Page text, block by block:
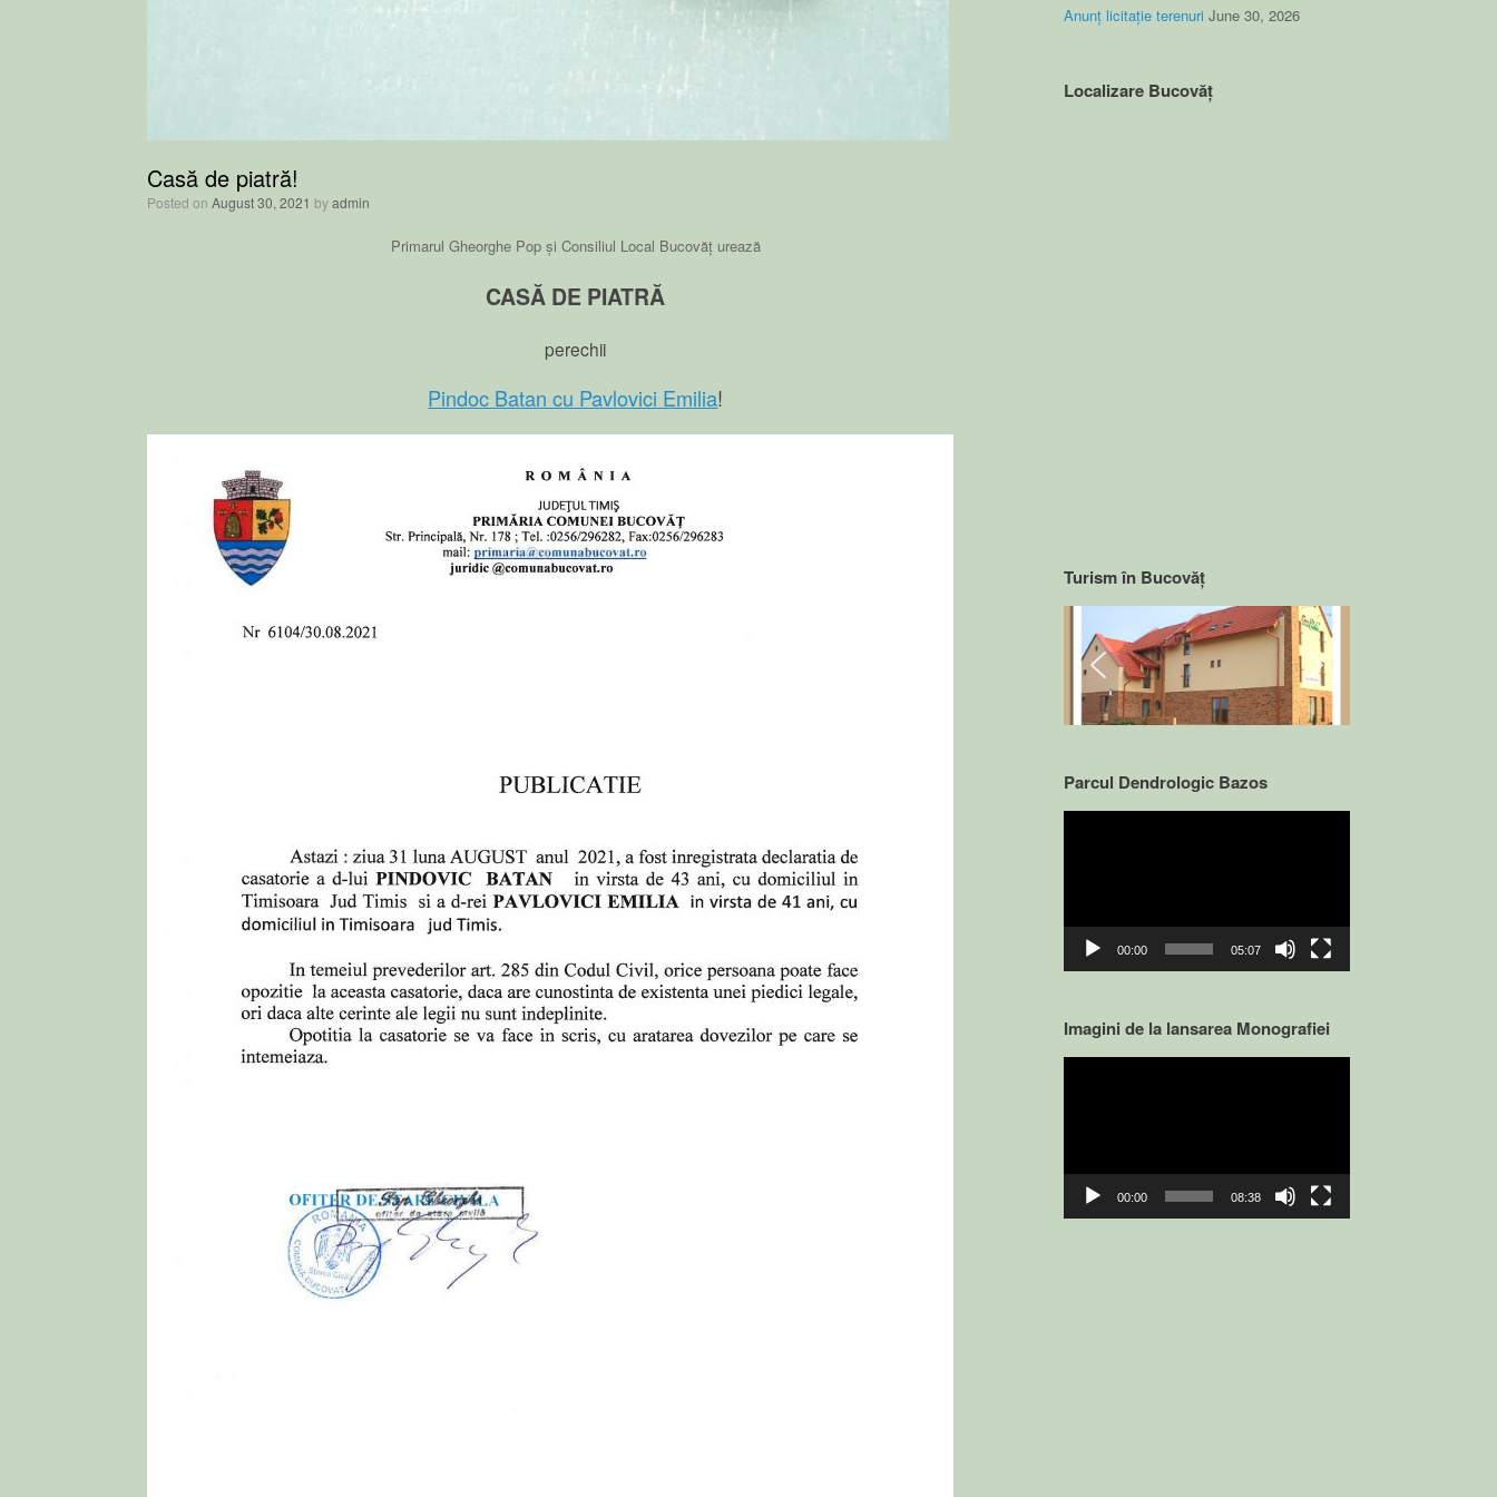
Casă de piatră!
Posted on August 30, 2021 byadmin
Primarul Gheorghe Pop și Consiliul Local Bucovăț urează
CASĂ DE PIATRĂ
perechii
Pindoc Batan cu Pavlovici Emilia!
Anunț licitație terenuri June 30, 2026
Localizare Bucovăț
Turism în Bucovăț
Parcul Dendrologic Bazos
00:00 05:07
Imagini de la lansarea Monografiei
00:00 08:38